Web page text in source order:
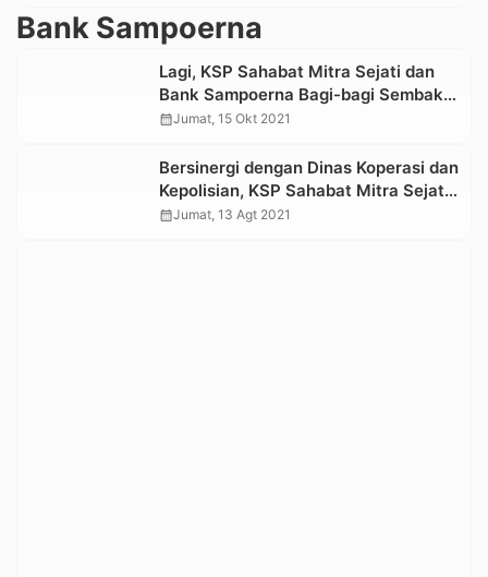
Bank Sampoerna
Lagi, KSP Sahabat Mitra Sejati dan
Bank Sampoerna Bagi-bagi Sembako
di Toraja Utara dan Tana Toraja
calendar_monthJumat, 15 Okt 2021
Bersinergi dengan Dinas Koperasi dan
Kepolisian, KSP Sahabat Mitra Sejati
dan Bank Sampoerna Berbagi
calendar_monthJumat, 13 Agt 2021